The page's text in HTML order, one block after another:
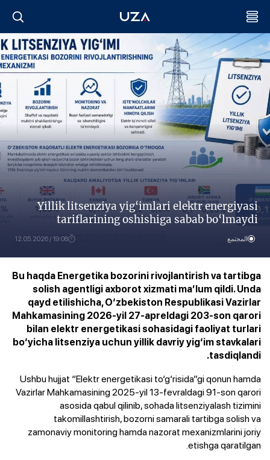
Yillik litsenziya yig‘imlari elektr energiyasi
tariflarining oshishiga sabab bo‘lmaydi
المجتمع 19:08 / 12.05.2026
Bu haqda Energetika bozorini rivojlantirish va tartibga
solish agentligi axborot xizmati ma’lum qildi. Unda
qayd etilishicha, O‘zbekiston Respublikasi Vazirlar
Mahkamasining 2026-yil 27-apreldagi 203-son qarori
bilan elektr energetikasi sohasidagi faoliyat turlari
bo‘yicha litsenziya uchun yillik davriy yig‘im stavkalari
tasdiqlandi.
Ushbu hujjat “Elektr energetikasi to‘g‘risida”gi qonun hamda
Vazirlar Mahkamasining 2025-yil 13-fevraldagi 91-son qarori
asosida qabul qilinib, sohada litsenziyalash tizimini
takomillashtirish, bozorni samarali tartibga solish va
zamonaviy monitoring hamda nazorat mexanizmlarini joriy
etishga qaratilgan.